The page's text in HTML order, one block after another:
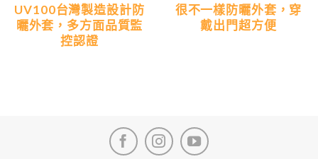
UV100台灣製造設計防
曬外套，多方面品質監
控認證
很不一樣防曬外套，穿
戴出門超方便